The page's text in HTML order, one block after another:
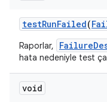
testRunFailed(
Raporlar,
hata nedeniyle test
void